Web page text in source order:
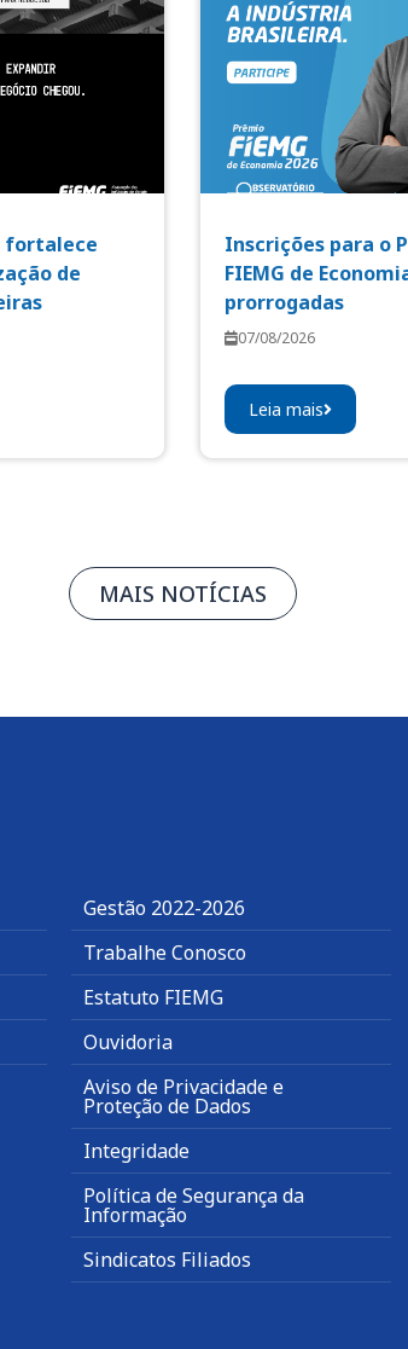
fortalece
de
Inscrições para o
FIEMG de
prorrogadas
07/08/2026
Leia mais
MAIS NOTÍCIAS
Gestão 2022-2026
Trabalhe Conosco
Estatuto FIEMG
Ouvidoria
Aviso de Privacidade e
Proteção de Dados
Integridade
Política de Segurança da
Informação
Sindicatos Filiados